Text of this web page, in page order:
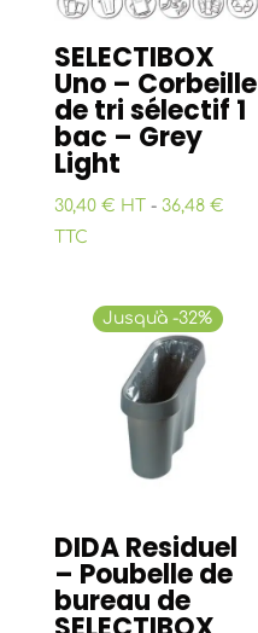
SELECTIBOX
Uno – Corbeille
de tri sélectif 1
bac – Grey
Light
30,40 € HT- 36,48 €
TTC
Jusqu'à -32%
DIDA Residuel
– Poubelle de
bureau de